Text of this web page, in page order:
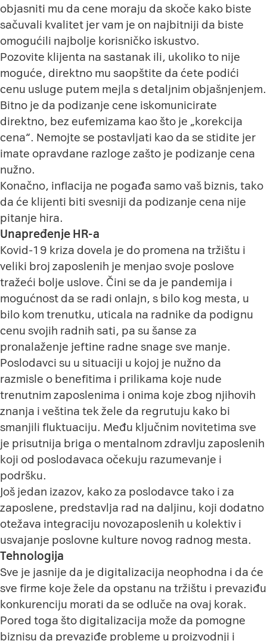
objasniti mu da cene moraju da skoče kako biste
sačuvali kvalitet jer vam je on najbitniji da biste
omogućili najbolje korisničko iskustvo.
Pozovite klijenta na sastanak ili, ukoliko to nije
moguće, direktno mu saopštite da ćete podići
cenu usluge putem mejla s detaljnim objašnjenjem.
Bitno je da podizanje cene iskomunicirate
direktno, bez eufemizama kao što je „korekcija
cena“. Nemojte se postavljati kao da se stidite jer
imate opravdane razloge zašto je podizanje cena
nužno.
Konačno, inflacija ne pogađa samo vaš biznis, tako
da će klijenti biti svesniji da podizanje cena nije
pitanje hira.
Unapređenje HR-a
Kovid-19 kriza dovela je do promena na tržištu i
veliki broj zaposlenih je menjao svoje poslove
tražeći bolje uslove. Čini se da je pandemija i
mogućnost da se radi onlajn, s bilo kog mesta, u
bilo kom trenutku, uticala na radnike da podignu
cenu svojih radnih sati, pa su šanse za
pronalaženje jeftine radne snage sve manje.
Poslodavci su u situaciji u kojoj je nužno da
razmisle o benefitima i prilikama koje nude
trenutnim zaposlenima i onima koje zbog njihovih
znanja i veština tek žele da regrutuju kako bi
smanjili fluktuaciju. Među ključnim novitetima sve
je prisutnija briga o mentalnom zdravlju zaposlenih
koji od poslodavaca očekuju razumevanje i
podršku.
Još jedan izazov, kako za poslodavce tako i za
zaposlene, predstavlja rad na daljinu, koji dodatno
otežava integraciju novozaposlenih u kolektiv i
usvajanje poslovne kulture novog radnog mesta.
Tehnologija
Sve je jasnije da je digitalizacija neophodna i da će
sve firme koje žele da opstanu na tržištu i prevaziđu
konkurenciju morati da se odluče na ovaj korak.
Pored toga što digitalizacija može da pomogne
biznisu da prevaziđe probleme u proizvodnji i